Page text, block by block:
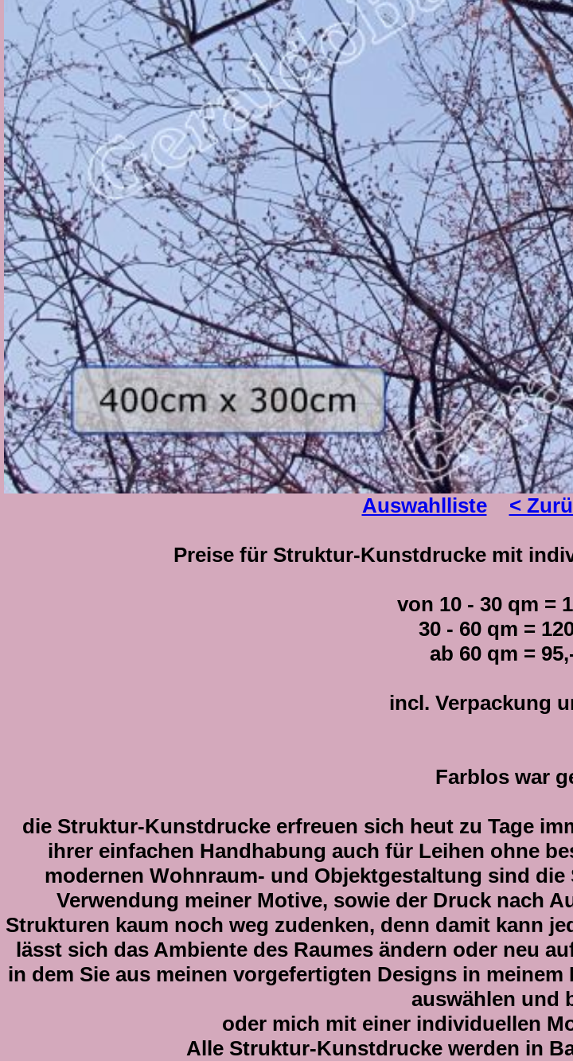
Auswahlliste <
Preise für Struktur-Kunstdrucke mit
von 10 - 30 qm =
30 - 60 qm =
ab 60 qm =
incl. Verpackung
Farblos war
die Struktur-Kunstdrucke erfreuen sich heut zu Tage
ihrer einfachen Handhabung auch für Leihen ohne
modernen Wohnraum- und Objektgestaltung sind
Verwendung meiner Motive, sowie der Druck nach
Strukturen kaum noch weg zudenken, denn damit kann
lässt sich das Ambiente des Raumes ändern oder neu
in dem Sie aus meinen vorgefertigten Designs in
auswählen und
oder mich mit einer individuellen
Alle Struktur-Kunstdrucke werden in